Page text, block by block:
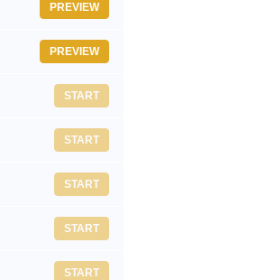
PREVIEW
PREVIEW
START
START
START
START
START